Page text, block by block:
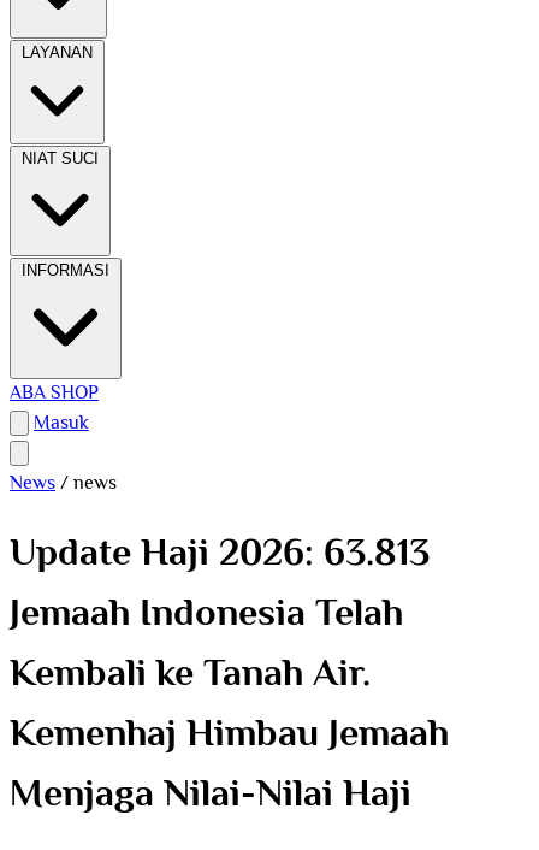
LAYANAN
NIAT SUCI
INFORMASI
ABA SHOP
Masuk
News/news
Update Haji 2026: 63.813
Jemaah Indonesia Telah
Kembali ke Tanah Air.
Kemenhaj Himbau Jemaah
Menjaga Nilai-Nilai Haji